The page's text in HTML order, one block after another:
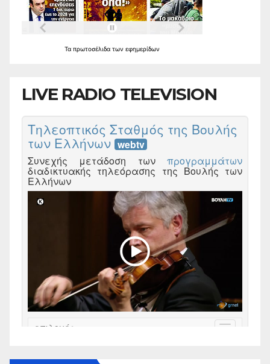
Τα πρωτοσέλιδα των εφημερίδων
LIVE RADIO TELEVISION